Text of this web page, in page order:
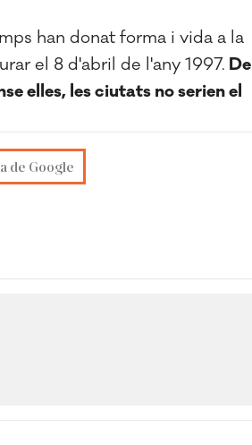
han donat forma i vida a la
el 8 d'abril de l'any 1997. De
elles, les ciutats no serien el
de Google